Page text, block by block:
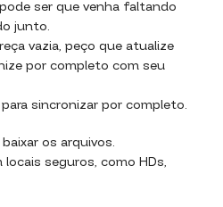
ser que venha faltando
junto.
vazia, peço que atualize
por completo com seu
sincronizar por completo.
os arquivos.
seguros, como HDs,